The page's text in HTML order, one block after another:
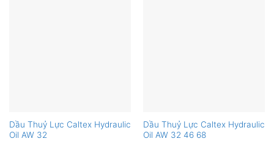
Dầu Thuỷ Lực Caltex Hydraulic
Oil AW 32
Dầu Thuỷ Lực Caltex Hydraulic
Oil AW 32 46 68